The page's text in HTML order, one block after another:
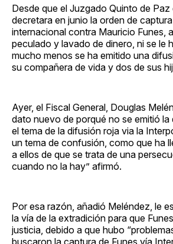
Desde que el Juzgado Quinto de
decretara en junio la orden de
internacional contra Mauricio Funes,
peculado y lavado de dinero, ni se le
mucho menos se ha emitido una
su compañera de vida y dos de sus
Ayer, el Fiscal General, Douglas
dato nuevo de porqué no se emitió la
el tema de la difusión roja via la
un tema de confusión, como que ha
a ellos de que se trata de una
cuando no la hay” afirmó.
Por esa razón, añadió Meléndez, le
la vía de la extradición para que
justicia, debido a que hubo
buscaron la captura de Funes vía